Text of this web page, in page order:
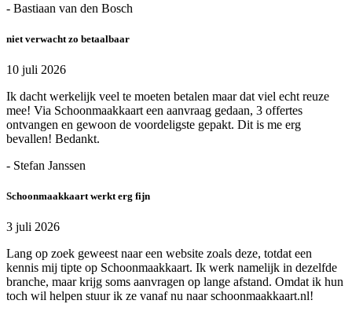
- Bastiaan van den Bosch
niet verwacht zo betaalbaar
10 juli 2026
Ik dacht werkelijk veel te moeten betalen maar dat viel echt reuze
mee! Via Schoonmaakkaart een aanvraag gedaan, 3 offertes
ontvangen en gewoon de voordeligste gepakt. Dit is me erg
bevallen! Bedankt.
- Stefan Janssen
Schoonmaakkaart werkt erg fijn
3 juli 2026
Lang op zoek geweest naar een website zoals deze, totdat een
kennis mij tipte op Schoonmaakkaart. Ik werk namelijk in dezelfde
branche, maar krijg soms aanvragen op lange afstand. Omdat ik hun
toch wil helpen stuur ik ze vanaf nu naar schoonmaakkaart.nl!